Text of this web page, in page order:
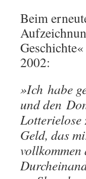
Beim
2002:
»Ich habe
und den
Lotterielose
Geld, das